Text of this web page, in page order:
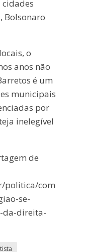
cidades
Bolsonaro
o
anos não
é um
municipais
por
inelegível
de
politica/com
se-
da-direita-